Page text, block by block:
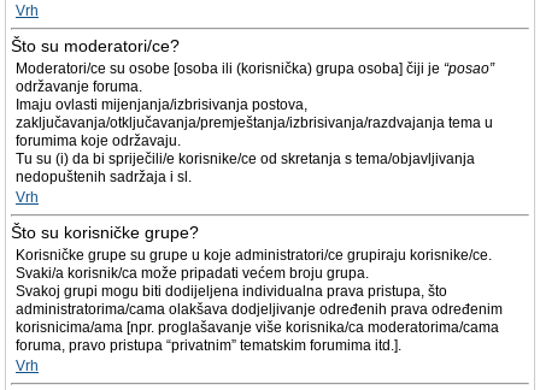
Vrh
Što su moderatori/ce?
Moderatori/ce su osobe [osoba ili (korisnička) grupa osoba] čiji je “posao”
održavanje foruma.
Imaju ovlasti mijenjanja/izbrisivanja postova,
zaključavanja/otključavanja/premještanja/izbrisivanja/razdvajanja tema u
forumima koje održavaju.
Tu su (i) da bi spriječili/e korisnike/ce od skretanja s tema/objavljivanja
nedopuštenih sadržaja i sl.
Vrh
Što su korisničke grupe?
Korisničke grupe su grupe u koje administratori/ce grupiraju korisnike/ce.
Svaki/a korisnik/ca može pripadati većem broju grupa.
Svakoj grupi mogu biti dodijeljena individualna prava pristupa, što
administratorima/cama olakšava dodjeljivanje određenih prava određenim
korisnicima/ama [npr. proglašavanje više korisnika/ca moderatorima/cama
foruma, pravo pristupa “privatnim” tematskim forumima itd.].
Vrh